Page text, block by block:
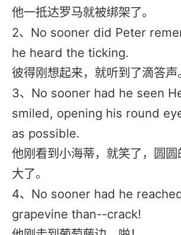
他一抵达罗马就被绑架了。
2、No sooner did Peter
he heard the ticking.
彼得刚想起来，就听到了滴答声
3、No sooner had he seen
smiled, opening his round
as possible.
他刚看到小海蒂，就笑了，圆
大了。
4、No sooner had he
grapevine than--crack!